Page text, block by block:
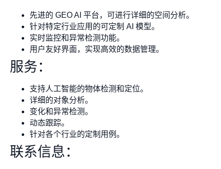
先进的 GEO AI 平台，可进行详细的空间分析。
针对特定行业应用的可定制 AI 模型。
实时监控和异常检测功能。
用户友好界面，实现高效的数据管理。
服务：
支持人工智能的物体检测和定位。
详细的对象分析。
变化和异常检测。
动态跟踪。
针对各个行业的定制用例。
联系信息：